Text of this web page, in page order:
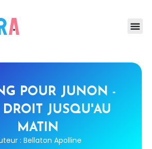
POUR JUNON -
DROIT JUSQU'AU
MATIN
: Bellaton Apolline